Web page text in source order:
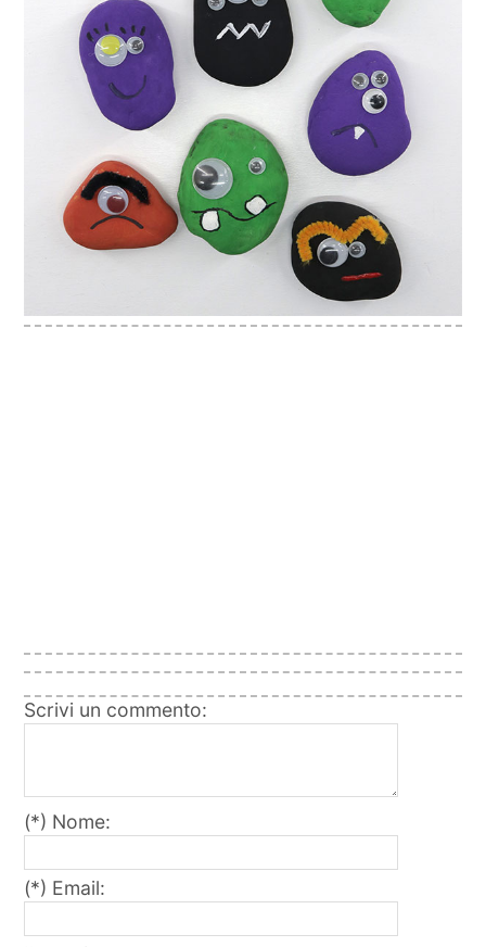
Scrivi un commento:
(*) Nome:
(*) Email: